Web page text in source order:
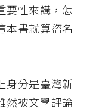
要性來講，怎
本書就算盜名
身分是臺灣新
然被文學評論